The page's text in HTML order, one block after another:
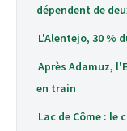
dépendent de
L'Alentejo, 30 %
Après Adamuz,
en train
Lac de Côme : le